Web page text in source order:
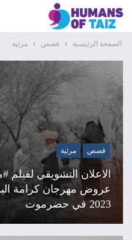
الصفحة الرئيسية قصص مرئية
قصص مرئية
الاعلان التشويقي
عروض مهرجان كرامة
2023 في حضرموت